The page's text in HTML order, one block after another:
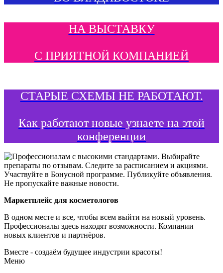
НА ВЫСТАВКУ
С ПРИЯТНОЙ КОМПАНИЕЙ
СТАРЫЕ СХЕМЫ НЕ РАБОТАЮТ.
Как работают новые узнаете на этой
конференции
Маркетплейс для косметологов
В одном месте и все, чтобы всем выйти на новый уровень.
Профессионалы здесь находят возможности. Компании –
новых клиентов и партнёров.
Вместе - создаём будущее индустрии красоты!
Меню